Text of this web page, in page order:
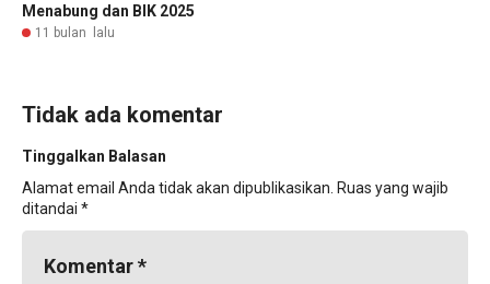
Menabung dan BIK 2025
11 bulan lalu
Tidak ada komentar
Tinggalkan Balasan
Alamat email Anda tidak akan dipublikasikan. Ruas yang wajib
ditandai *
Komentar*